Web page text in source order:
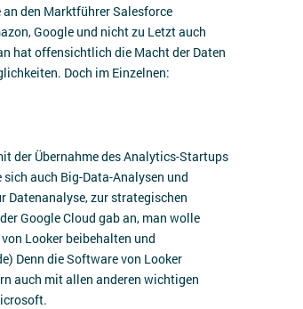
den Marktführer Salesforce
Google und nicht zu Letzt auch
hat offensichtlich die Macht der Daten
Doch im Einzelnen:
der Übernahme des Analytics-Startups
auch Big-Data-Analysen und
Datenanalyse, zur strategischen
Google Cloud gab an, man wolle
Looker beibehalten und
Denn die Software von Looker
auch mit allen anderen wichtigen